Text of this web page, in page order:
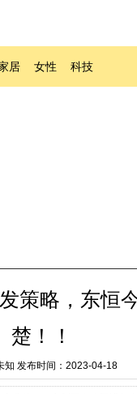
居 女性 科技
策略，东恒
楚！！
知 发布时间：2023-04-18